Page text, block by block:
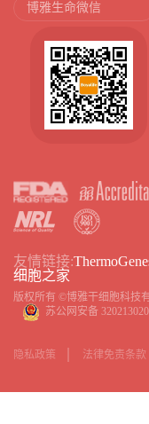
博雅生命微信
友情链接:
细胞之家
版权所有 ©博雅干细胞科技
苏公网安备
隐私政策 法律免责条款